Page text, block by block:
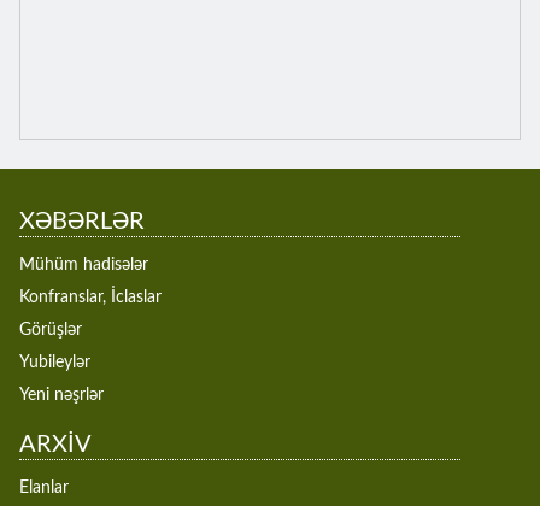
XƏBƏRLƏR
Mühüm hadisələr
Konfranslar, İclaslar
Görüşlər
Yubileylər
Yeni nəşrlər
ARXİV
Elanlar